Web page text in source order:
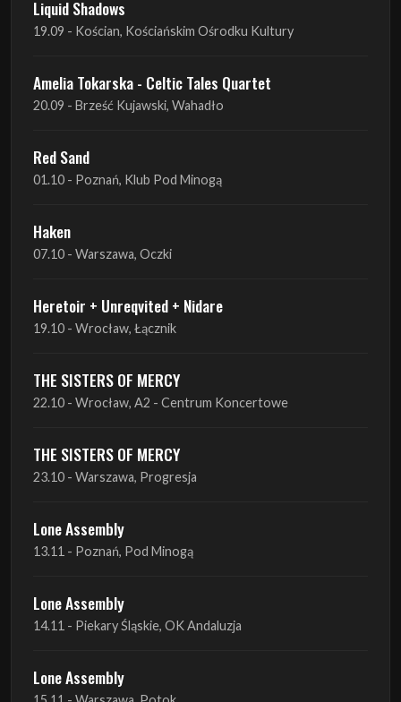
20.09 - Brześć Kujawski, Wahadło
Red Sand
Haken
Heretoir + Unreqvited + Nidare
THE SISTERS OF MERCY
22.10 - Wrocław, A2 - Centrum Koncertowe
THE SISTERS OF MERCY
Lone Assembly
Lone Assembly
14.11 - Piekary Śląskie, OK Andaluzja
Lone Assembly
15.11 - Warszawa, Potok